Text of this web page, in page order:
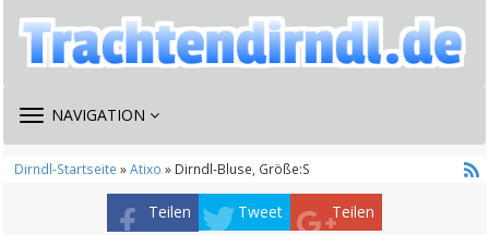
TOGGLE
NAVIGATION
Dirndl-Startseite »Atixo » Dirndl-Bluse, Größe:S
Teilen Tweet Teilen